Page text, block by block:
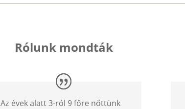
Rólunk mondták
Az évek alatt 3-ról 9 főre nőttünk